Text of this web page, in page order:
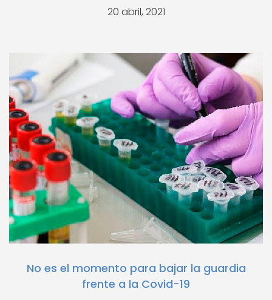
20 abril, 2021
No es el momento para bajar la guardia
frente a la Covid-19